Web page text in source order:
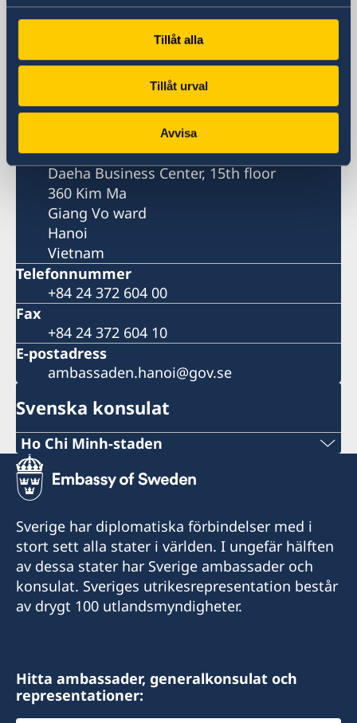
Tillåt alla
Tillåt urval
Avvisa
Hanoi
Postadress
Daeha Business Center, 15th floor
360 Kim Ma
Giang Vo ward
Hanoi
Vietnam
Telefonnummer
+84 24 372 604 00
Fax
+84 24 372 604 10
E-postadress
ambassaden.hanoi@gov.se
Svenska konsulat
Ho Chi Minh-staden
Tel:
+84 (0) 327 918 988
E-post:
honoraryconsulateswedenhcmc@gmail.com
Honorary Consulate General of Sweden
Besökstider (endast tidsbokning):
Sverige har diplomatiska förbindelser med i
stort sett alla stater i världen. I ungefär hälften
av dessa stater har Sverige ambassader och
konsulat. Sveriges utrikesrepresentation består
av drygt 100 utlandsmyndigheter.
Hitta ambassader, generalkonsulat och
representationer: